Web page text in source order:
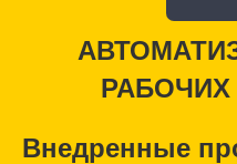
РАБОЧИХ
Внедренные